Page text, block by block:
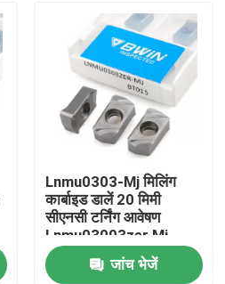
Lnmu0303-Mj मिलिंग
कार्बाइड डालें 20 मिमी
सीएनसी टर्निंग आवेषण
Lnmu03003zer Mj
जांच भेजें